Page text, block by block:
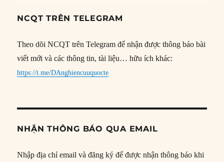
NCQT TRÊN TELEGRAM
Theo dõi NCQT trên Telegram để nhận được thông báo bài
viết mới và các thông tin, tài liệu… hữu ích khác:
https://t.me/DAnghiencuuquocte
NHẬN THÔNG BÁO QUA EMAIL
Nhập địa chỉ email và đăng ký để được nhận thông báo khi